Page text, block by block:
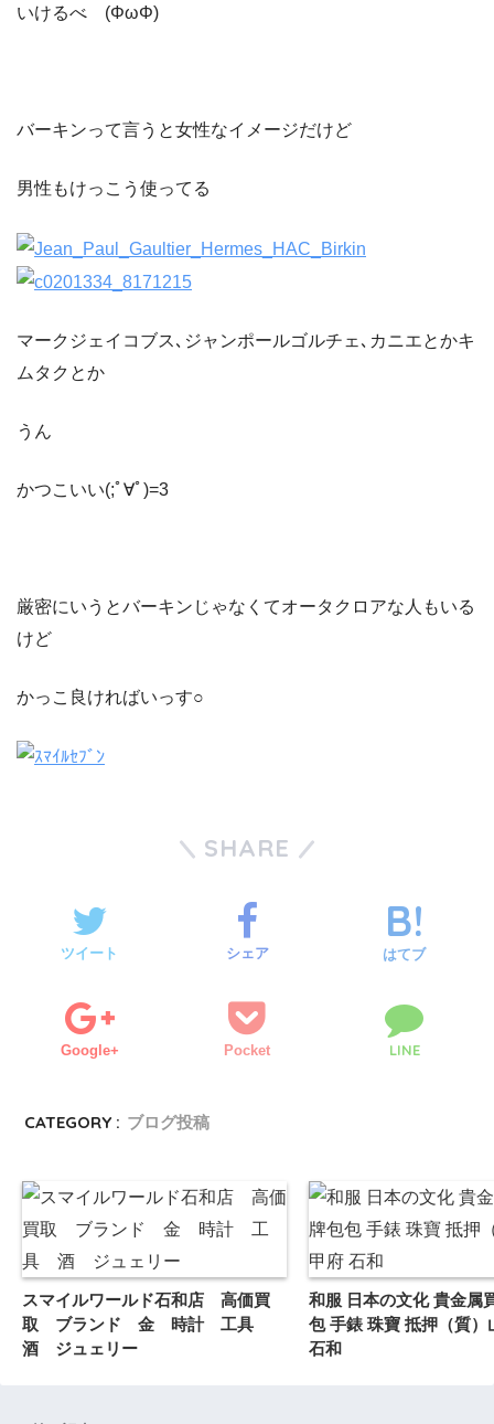
いけるべ (ΦωΦ)
バーキンって言うと女性なイメージだけど
男性もけっこう使ってる
マークジェイコブス､ジャンポールゴルチェ､カニエとかキ
ムタクとか
うん
かつこいい(;ﾟ∀ﾟ)=3
厳密にいうとバーキンじゃなくてオータクロアな人もいる
けど
かっこ良ければいっす○
SHARE
ツイート シェア はてブ
Google+ Pocket LINE
CATEGORY : ブログ投稿
スマイルワールド石和店 高価買
取 ブランド 金 時計 工具
酒 ジュェリー
和服 日本の文化 貴金属
包 手錶 珠寶 抵押（質）
石和